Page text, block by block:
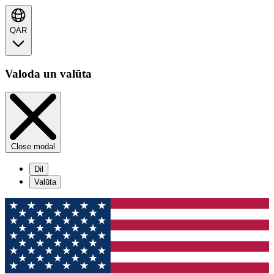
QAR
Valoda un valūta
Close modal
Dil
Valūta